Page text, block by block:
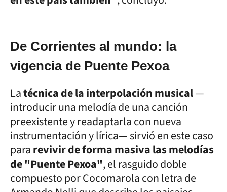
De Corrientes al mundo: la
vigencia de Puente Pexoa
Latécnica de la interpolación musical—
introducir una melodía de una canción
preexistente y readaptarla con nueva
instrumentación y lírica— sirvió en este caso
pararevivir de forma masiva las melodías
de "Puente Pexoa", el rasguido doble
compuesto por Cocomarola con letra de